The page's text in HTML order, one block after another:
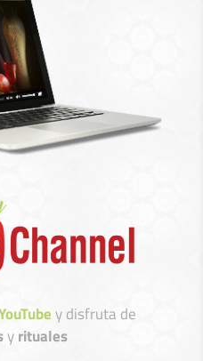
y disfruta de
yrituales